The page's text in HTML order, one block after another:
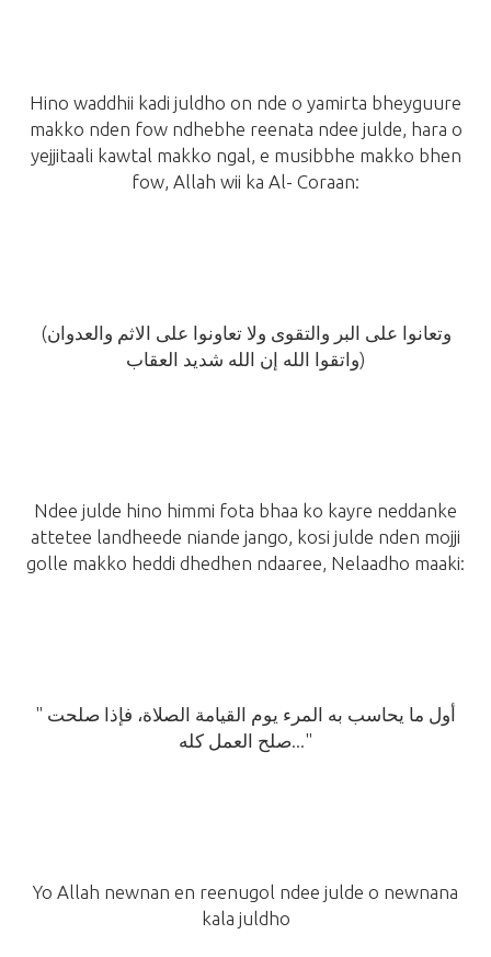
Hino waddhii kadi juldho on nde o yamirta bheyguure
makko nden fow ndhebhe reenata ndee julde, hara o
yejjitaali kawtal makko ngal, e musibbhe makko bhen
fow, Allah wii ka Al- Coraan:
(وتعانوا على البر والتقوى ولا تعاونوا على الاثم والعدوان
واتقوا الله إن الله شديد العقاب)
Ndee julde hino himmi fota bhaa ko kayre neddanke
attetee landheede niande jango, kosi julde nden mojji
golle makko heddi dhedhen ndaaree, Nelaadho maaki:
" أول ما يحاسب به المرء يوم القيامة الصلاة، فإذا صلحت
صلح العمل كله..."
Yo Allah newnan en reenugol ndee julde o newnana
kala juldho